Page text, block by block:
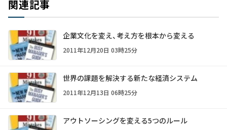
関連記事
企業文化を変え、考え方を根本から変える
2011年12月20日 03時25分
世界の課題を解決する新たな経済システム
2011年12月13日 06時25分
アウトソーシングを変える5つのルール